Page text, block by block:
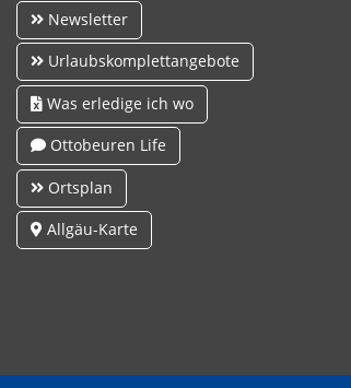
Newsletter
Urlaubskomplettangebote
Was erledige ich wo
Ottobeuren Life
Ortsplan
Allgäu-Karte